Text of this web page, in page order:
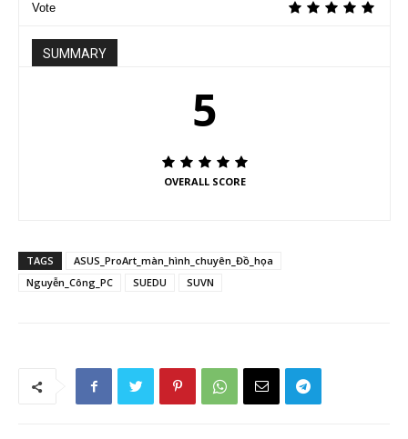
Vote
SUMMARY
5
OVERALL SCORE
TAGS
ASUS_ProArt_màn_hình_chuyên_Đồ_họa
Nguyễn_Công_PC
SUEDU SUVN